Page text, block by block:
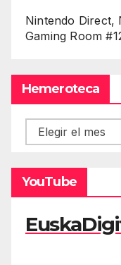
Nintendo Direct,
Gaming Room
Hemeroteca
Hemeroteca
YouTube